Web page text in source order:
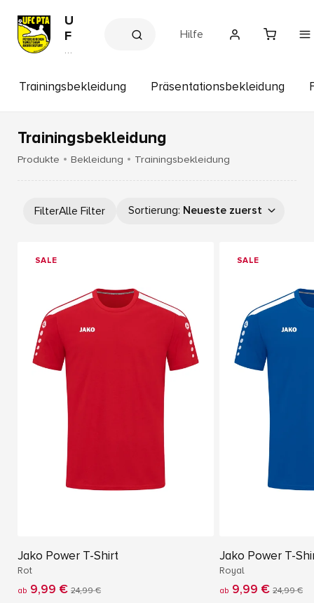
U
F
C
T
ei
h
o
p
Hilfe
Trainingsbekleidung Präsentationsbekleidung
Trainingsbekleidung
Produkte Bekleidung Trainingsbekleidung
FilterAlle Filter Sortierung: Neueste zuerst
SALE
Jako Power T-Shirt
Rot
ab 9,99 € 24,99 €
SALE
Jako Power T-
Royal
ab 9,99 € 24,99 €